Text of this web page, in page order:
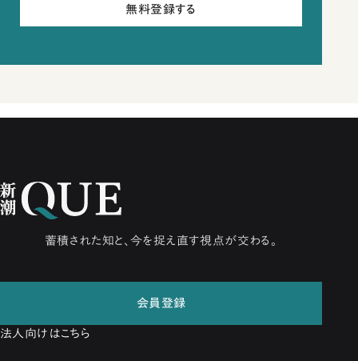
無料登録する
蓄積された知と、今を捉え直す視点が交わる。
会員登録
法人向けはこちら